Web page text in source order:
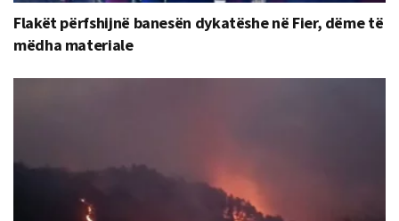
Flakët përfshijnë banesën dykatëshe në Fier, dëme të
mëdha materiale